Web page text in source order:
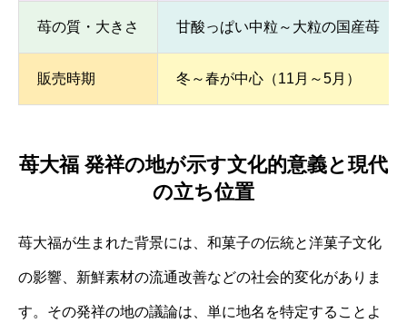
苺の質・大きさ 甘酸っぱい中粒～大粒の国産苺
販売時期 冬～春が中心（11月～5月）
苺大福 発祥の地が示す文化的意義と現代
の立ち位置
苺大福が生まれた背景には、和菓子の伝統と洋菓子文化
の影響、新鮮素材の流通改善などの社会的変化がありま
す。その発祥の地の議論は、単に地名を特定することよ